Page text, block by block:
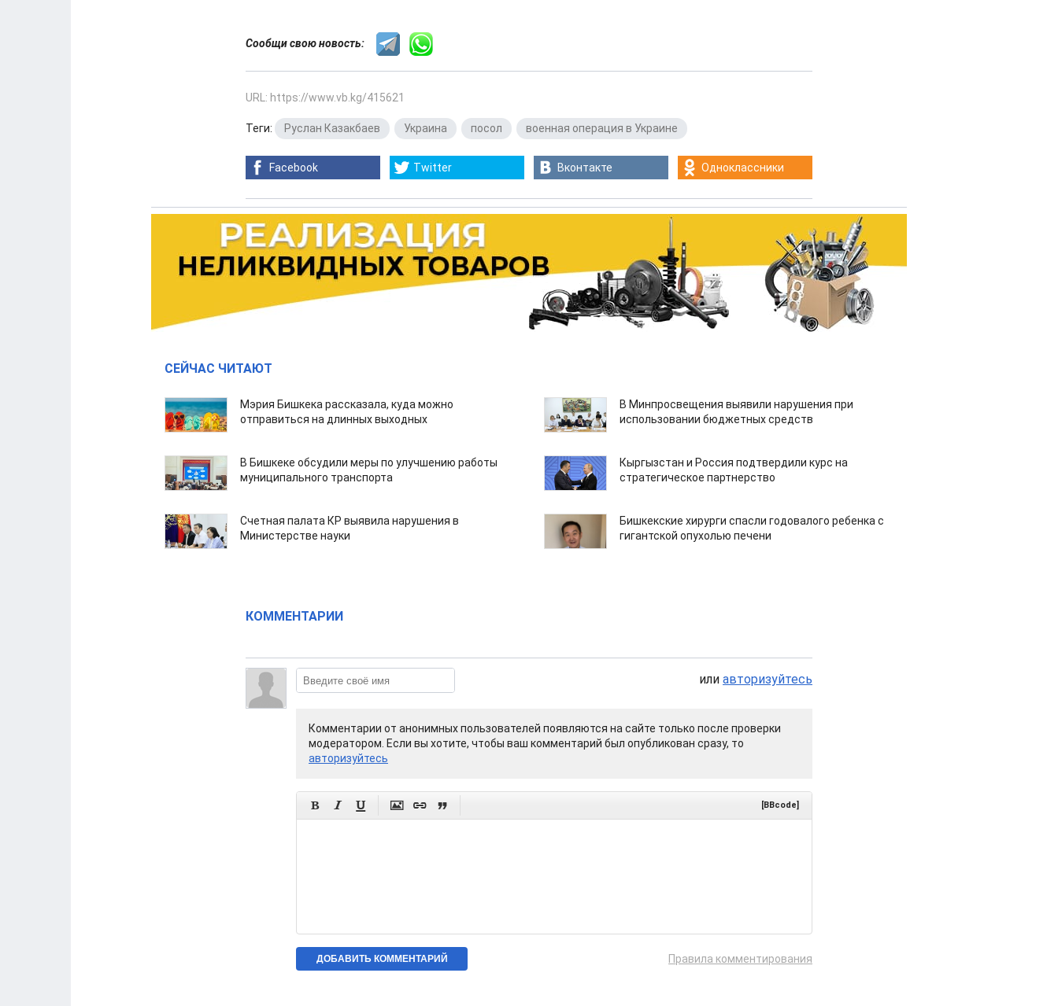
Сообщи свою новость:
URL: https://www.vb.kg/415621
Теги: Руслан Казакбаев Украина посол военная операция в Украине
Facebook Twitter Вконтакте Одноклассники
СЕЙЧАС ЧИТАЮТ
Мэрия Бишкека рассказала, куда можно
отправиться на длинных выходных
В Минпросвещения выявили нарушения при
использовании бюджетных средств
В Бишкеке обсудили меры по улучшению работы
муниципального транспорта
Кыргызстан и Россия подтвердили курс на
стратегическое партнерство
Счетная палата КР выявила нарушения в
Министерстве науки
Бишкекские хирурги спасли годовалого ребенка с
гигантской опухолью печени
КОММЕНТАРИИ
или авторизуйтесь
Комментарии от анонимных пользователей появляются на сайте только после проверки
модератором. Если вы хотите, чтобы ваш комментарий был опубликован сразу, то
авторизуйтесь
      [BBcode]
Правила комментирования